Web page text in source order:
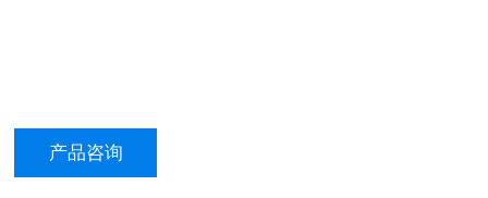
产品咨询